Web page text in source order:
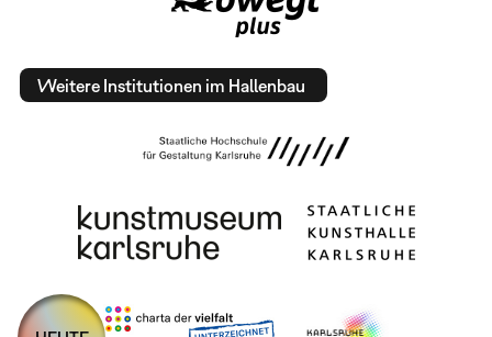
Weitere Institutionen im Hallenbau